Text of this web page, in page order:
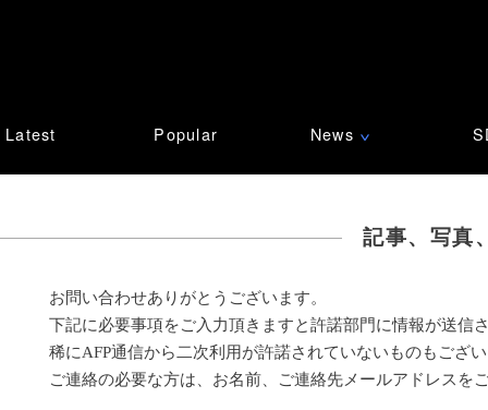
Latest Popular News ∨
記事、写真
お問い合わせありがとうございます。
下記に必要事項をご入力頂きますと許諾部門に情報が送信
稀にAFP通信から二次利用が許諾されていないものもござ
ご連絡の必要な方は、お名前、ご連絡先メールアドレスを